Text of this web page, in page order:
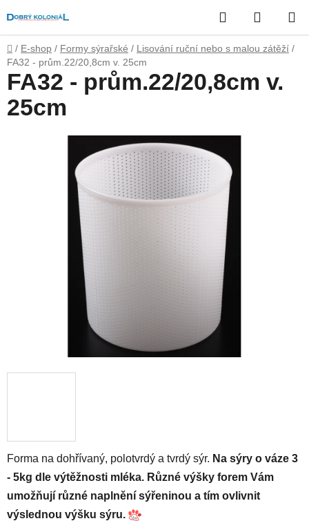
na
obsah
Hledat
KOŠÍK
Domů
/ E-shop / Formy sýrařské / Lisování ruční nebo s malou zátěží /
FA32 - prům.22/20,8cm v. 25cm
Forma na dohřívaný, polotvrdý a tvrdý sýr. Na sýry o váze 3
- 5kg dle výtěžnosti mléka. Různé výšky forem Vám
umožňují různé naplnění sýřeninou a tím ovlivnit
výslednou výšku sýru.
FA32 - prům.22/20,8cm v.
25cm